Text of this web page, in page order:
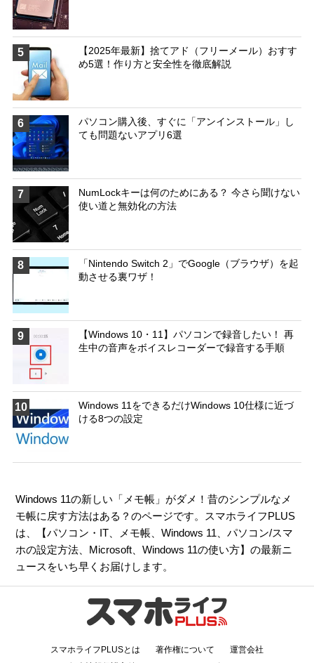
5
【2025年最新】捨てアド（フリーメール）おすす
め5選！作り方と安全性を徹底解説
6
パソコン購入後、すぐに「アンインストール」し
ても問題ないアプリ6選
7
NumLockキーは何のためにある？ 今さら聞けない
使い道と無効化の方法
8
「Nintendo Switch 2」でGoogle（ブラウザ）を起
動させる裏ワザ！
9
【Windows 10・11】パソコンで録音したい！ 再
生中の音声をボイスレコーダーで録音する手順
10
Windows 11をできるだけWindows 10仕様に近づ
ける8つの設定
Windows 11の新しい「メモ帳」がダメ！昔のシンプルなメ
モ帳に戻す方法はある？のページです。スマホライフPLUS
は、【パソコン・IT メモ帳 、Windows 11 、パソコン/スマ
ホの設定方法
Microsoft 、Windows 11の使い方】の最新ニ
ュースをいち早くお届けします。
スマホライフPLUSとは 著作権について
運営会社